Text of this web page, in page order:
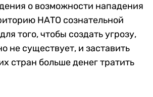
о возможности нападения
НАТО сознательной
того, чтобы создать угрозу,
не существует, и заставить
стран больше денег тратить